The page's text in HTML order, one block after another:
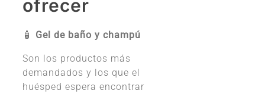
ofrecer
🧴 Gel de baño y champú
Son los productos más
demandados y los que el
huésped espera encontrar